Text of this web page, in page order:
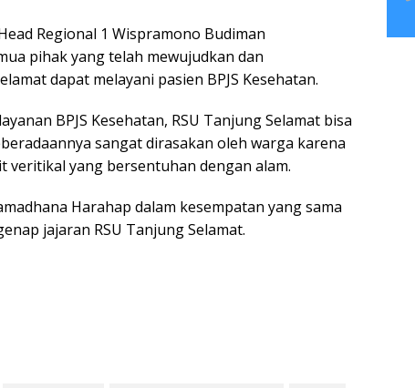
Regional 1 Wispramono Budiman
pihak yang telah mewujudkan dan
dapat melayani pasien BPJS Kesehatan.
BPJS Kesehatan, RSU Tanjung Selamat bisa
sangat dirasakan oleh warga karena
yang bersentuhan dengan alam.
Harahap dalam kesempatan yang sama
jajaran RSU Tanjung Selamat.